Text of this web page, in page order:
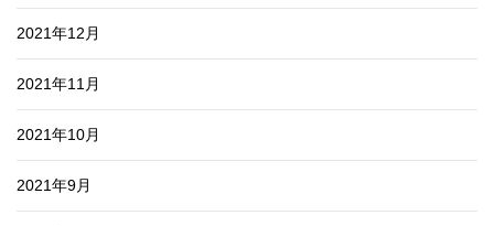
2021年12月
2021年11月
2021年10月
2021年9月